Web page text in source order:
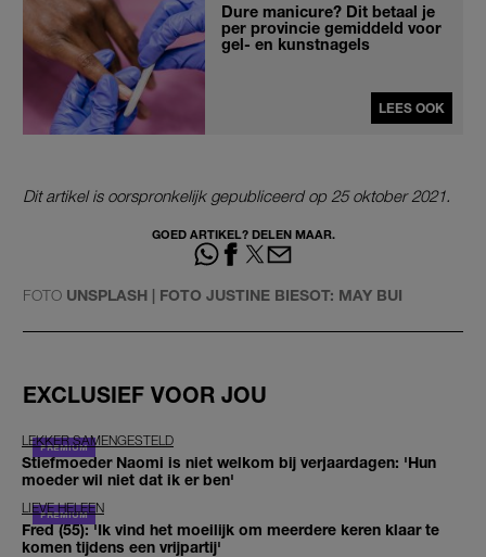
Dure manicure? Dit betaal je
per provincie gemiddeld voor
gel- en kunstnagels
LEES OOK
Dit artikel is oorspronkelijk gepubliceerd op 25 oktober 2021.
GOED ARTIKEL? DELEN MAAR.
FOTO UNSPLASH | FOTO JUSTINE BIESOT: MAY BUI
EXCLUSIEF VOOR JOU
LEKKER SAMENGESTELD
Stiefmoeder Naomi is niet welkom bij verjaardagen: 'Hun
moeder wil niet dat ik er ben'
LIEVE HELEEN
Fred (55): 'Ik vind het moeilijk om meerdere keren klaar te
komen tijdens een vrijpartij'